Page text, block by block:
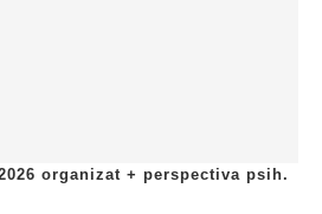
organizat + perspectiva psih.